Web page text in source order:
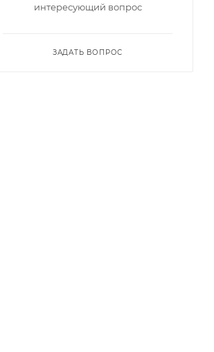
интересующий вопрос
ЗАДАТЬ ВОПРОС